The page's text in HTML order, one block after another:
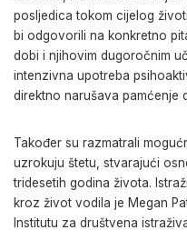
posljedica tokom cijelog
bi odgovorili na konkretno
dobi i njihovim dugoročnim
intenzivna upotreba
direktno narušava pamćenje
Također su razmatrali
uzrokuju štetu, stvarajući
tridesetih godina života.
kroz život vodila je Megan
Institutu za društvena